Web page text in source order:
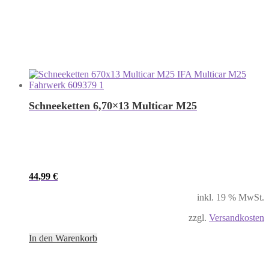
Schneeketten 6,70×13 Multicar M25
44,99 €
inkl. 19 % MwSt.
zzgl. Versandkosten
In den Warenkorb